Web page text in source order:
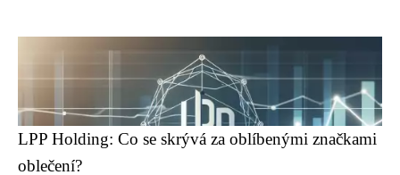
LPP Holding: Co se skrývá za oblíbenými značkami
oblečení?